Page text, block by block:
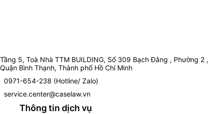
Tầng 5, Toà Nhà TTM BUILDING, Số 309 Bạch Đằng , Phường 2 ,
Quận Bình Thạnh, Thành phố Hồ Chí Minh
0971-654-238 (Hotline/ Zalo)
service.center@caselaw.vn
Thông tin dịch vụ